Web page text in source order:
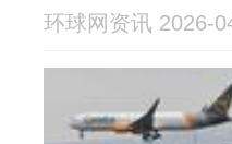
环球网资讯 2026-